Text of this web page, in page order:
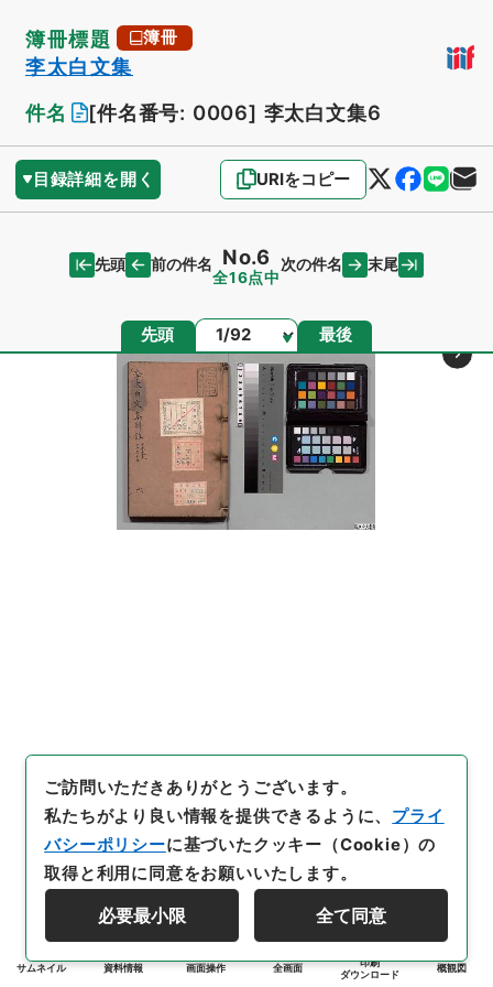
簿冊標題 簿冊
李太白文集
件名
[件名番号: 0006] 李太白文集6
目録詳細を開く URIをコピー
先頭 前の件名 No.6
全16点中
次の件名 末尾
先頭 ページ 最後
サムネイル 資料情報 画面操作 全画面
印刷
ダウンロード
概観図
ご訪問いただきありがとうございます。
私たちがより良い情報を提供できるように、 プライ
バシーポリシーに基づいたクッキー（Cookie）の
取得と利用に同意をお願いいたします。
必要最小限 全て同意